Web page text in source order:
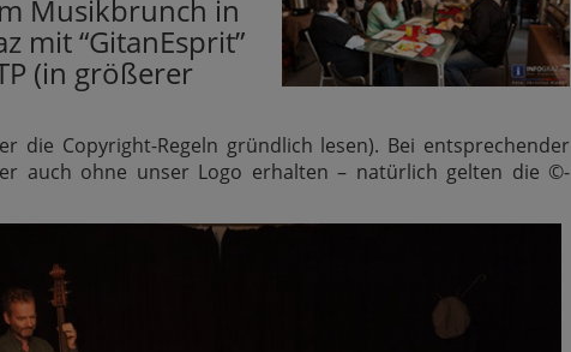
Musikbrunch in
mit “GitanEsprit”
(in größerer
die Copyright-Regeln gründlich lesen). Bei entsprechender
auch ohne unser Logo erhalten – natürlich gelten die ©-